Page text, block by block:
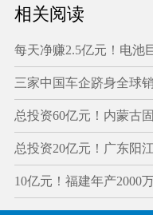
相关阅读
每天净赚2.5亿元！电池
三家中国车企跻身全球
总投资60亿元！内蒙古
总投资20亿元！广东阳
10亿元！福建年产2000